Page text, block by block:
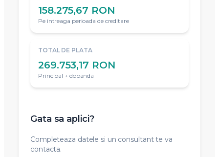
578,16 RON
Calculata la inceputul creditului
RATA DUPA PERIOADA FIXA
768,33 RON
Dupa 3 ani (36 luni)
158.275,67 RON